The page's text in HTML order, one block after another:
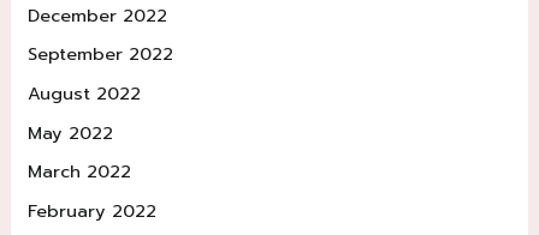
December 2022
September 2022
August 2022
May 2022
March 2022
February 2022